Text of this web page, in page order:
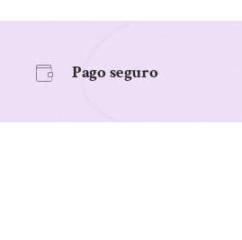
Pago seguro